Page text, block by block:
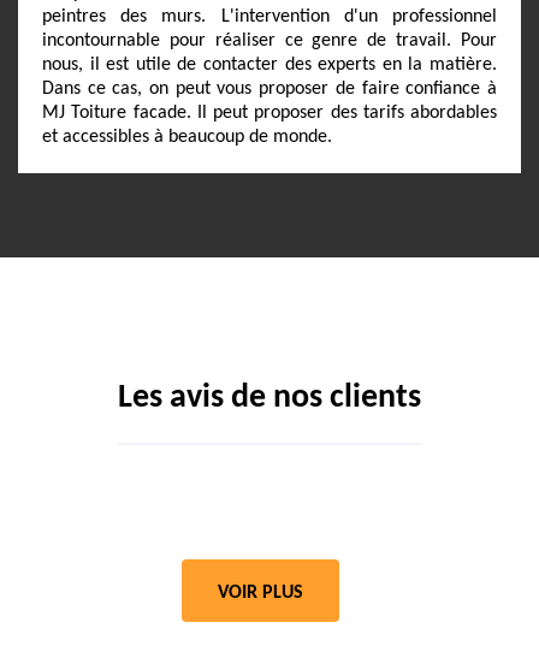
peintres des murs. L'intervention d'un professionnel
incontournable pour réaliser ce genre de travail. Pour
nous, il est utile de contacter des experts en la matière.
Dans ce cas, on peut vous proposer de faire confiance à
MJ Toiture facade. Il peut proposer des tarifs abordables
et accessibles à beaucoup de monde.
Les avis de nos clients
VOIR PLUS